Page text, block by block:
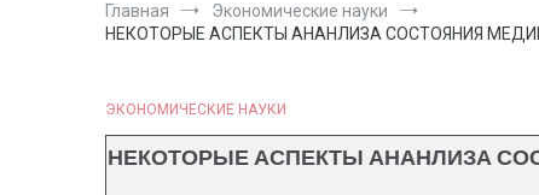
Главная
Экономические науки
НЕКОТОРЫЕ АСПЕКТЫ АНАНЛИЗА СОСТОЯНИЯ
ЭКОНОМИЧЕСКИЕ НАУКИ
НЕКОТОРЫЕ АСПЕКТЫ АНАНЛИЗА